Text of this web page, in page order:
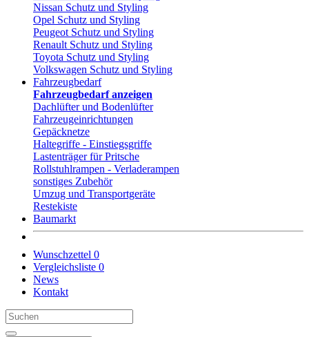
Nissan Schutz und Styling
Opel Schutz und Styling
Peugeot Schutz und Styling
Renault Schutz und Styling
Toyota Schutz und Styling
Volkswagen Schutz und Styling
Fahrzeugbedarf
Fahrzeugbedarf anzeigen
Dachlüfter und Bodenlüfter
Fahrzeugeinrichtungen
Gepäcknetze
Haltegriffe - Einstiegsgriffe
Lastenträger für Pritsche
Rollstuhlrampen - Verladerampen
sonstiges Zubehör
Umzug und Transportgeräte
Restekiste
Baumarkt
Wunschzettel 0
Vergleichsliste 0
News
Kontakt